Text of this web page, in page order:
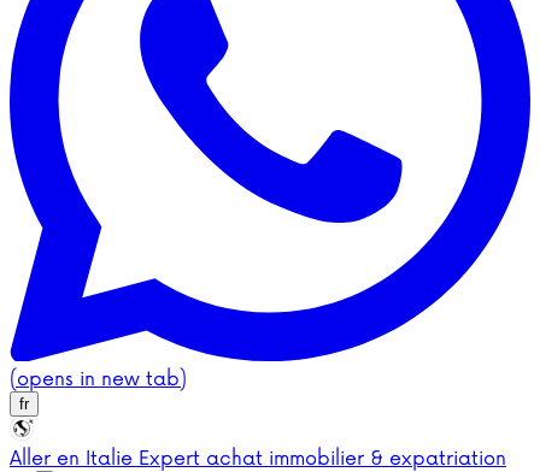
(opens in new tab)
fr
Aller en Italie Expert achat immobilier & expatriation